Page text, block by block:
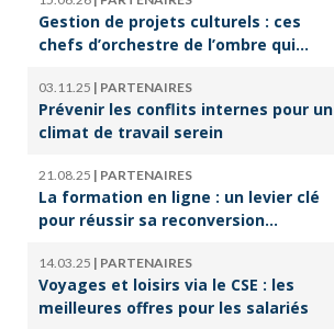
Gestion de projets culturels : ces
chefs d’orchestre de l’ombre qui
03.11.25 | PARTENAIRES
Prévenir les conflits internes pour un
climat de travail serein
21.08.25 | PARTENAIRES
La formation en ligne : un levier clé
pour réussir sa reconversion
14.03.25 | PARTENAIRES
Voyages et loisirs via le CSE : les
meilleures offres pour les salariés